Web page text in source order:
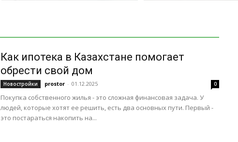
Как ипотека в Казахстане помогает
обрести свой дом
Новостройки prostor - 01.12.2025 0
Покупка собственного жилья - это сложная финансовая задача. У
людей, которые хотят ее решить, есть два основных пути. Первый -
это постараться накопить на...